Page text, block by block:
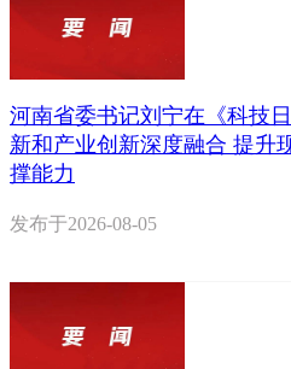
河南省委书记刘宁在《科技
新和产业创新深度融合 提升
撑能力
发布于2026-08-05